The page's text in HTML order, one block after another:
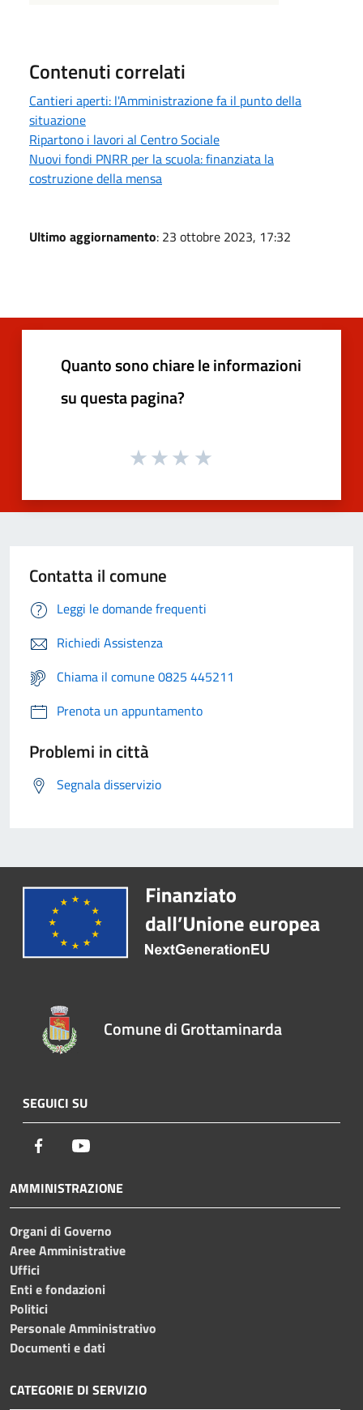
Contenuti correlati
Cantieri aperti: l'Amministrazione fa il punto della
situazione
Ripartono i lavori al Centro Sociale
Nuovi fondi PNRR per la scuola: finanziata la
costruzione della mensa
Ultimo aggiornamento: 23 ottobre 2023, 17:32
Quanto sono chiare le informazioni
su questa pagina?
Contatta il comune
Leggi le domande frequenti
Richiedi Assistenza
Chiama il comune 0825 445211
Prenota un appuntamento
Problemi in città
Segnala disservizio
Comune di Grottaminarda
SEGUICI SU
Facebook
AMMINISTRAZIONE
Organi di Governo
Aree Amministrative
Uffici
Enti e fondazioni
Politici
Personale Amministrativo
Documenti e dati
CATEGORIE DI SERVIZIO